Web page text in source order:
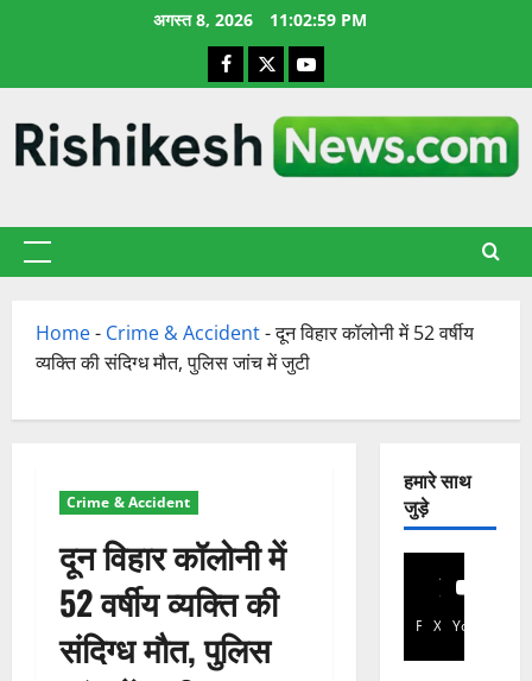
अगस्त 8, 2026 11:03:00 PM
Facebook
X YouTube
प्राथमिक
Home- Crime & Accident-दून विहार कॉलोनी में 52 वर्षीय
व्यक्ति की संदिग्ध मौत, पुलिस जांच में जुटी
Crime & Accident
दून विहार कॉलोनी में
52 वर्षीय व्यक्ति की
संदिग्ध मौत, पुलिस
हमारे साथ
जुड़े
Facebook
X YouTube